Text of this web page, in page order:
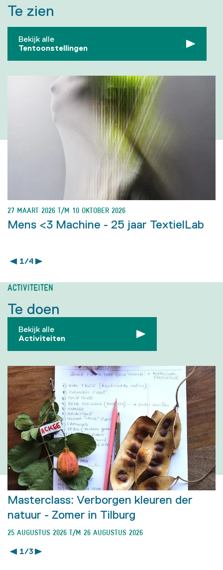
Te zien
Bekijk alle
Tentoonstellingen
Mens <3 Machine - 25 jaar TextielLab
27 MAART 2026 T/M 10 OKTOBER 2026
1 / 4
ACTIVITEITEN
Te doen
Bekijk alle
Activiteiten
Masterclass: Verborgen kleuren der
natuur - Zomer in Tilburg
25 AUGUSTUS 2026 T/M 26 AUGUSTUS 2026
1 / 3